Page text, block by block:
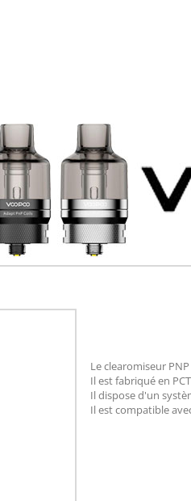
Le clearomiseur
Il est fabriqué en
Il dispose d'un
Il est compatible